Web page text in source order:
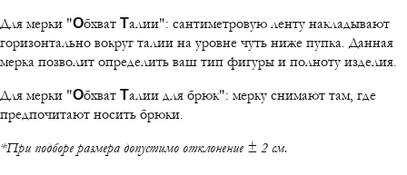
Для мерки "Обхват Талии": сантиметровую ленту накладывают
горизонтально вокруг талии на уровне чуть ниже пупка. Данная
мерка позволит определить ваш тип фигуры и полноту изделия.
Для мерки "Обхват Талии для брюк": мерку снимают там, где
предпочитают носить брюки.
*При подборе размера допустимо отклонение ± 2 см.